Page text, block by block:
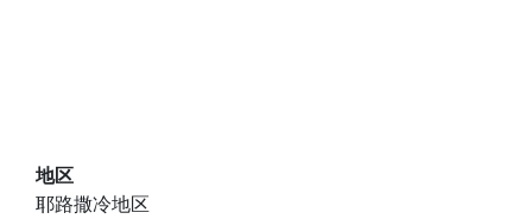
地区
耶路撒冷地区